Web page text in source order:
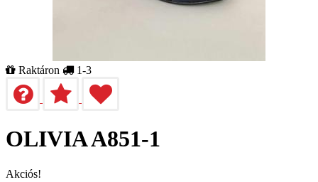
Raktáron 1-3
OLIVIA A851-1
Akciós!